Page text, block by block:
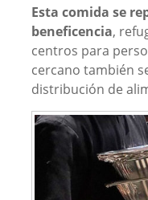
Esta comida se
beneficencia,
centros para
cercano también
distribución de